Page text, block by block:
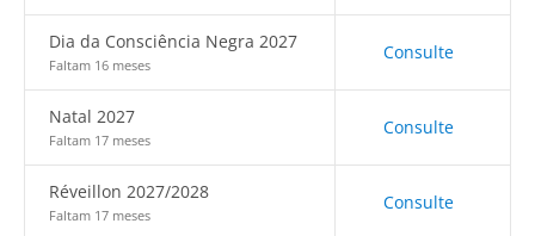
Dia da Consciência Negra 2027
Faltam 16 meses
Consulte
Natal 2027
Faltam 17 meses
Consulte
Réveillon 2027/2028
Faltam 17 meses
Consulte